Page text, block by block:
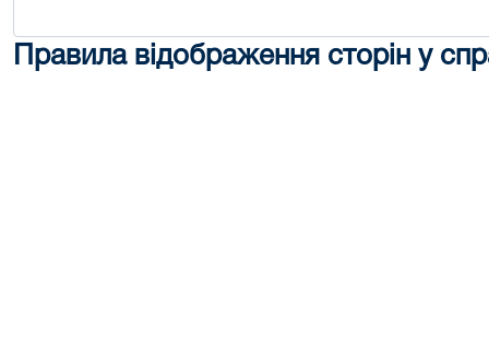
Правила відображення сторін у